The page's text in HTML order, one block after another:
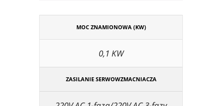
MOC ZNAMIONOWA (KW)
0,1 KW
ZASILANIE SERWOWZMACNIACZA